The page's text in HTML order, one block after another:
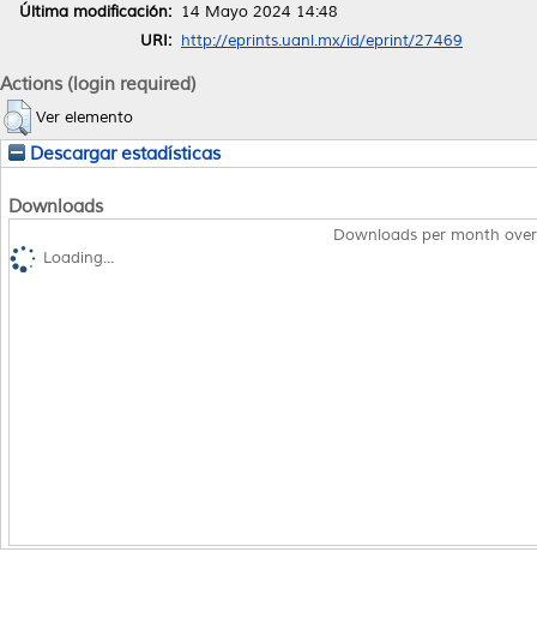
Última modificación: 14 Mayo 2024 14:48
URI: http://eprints.uanl.mx/id/eprint/27469
Actions (login required)
Ver elemento
Descargar estadísticas
Downloads
Downloads per month
Loading...